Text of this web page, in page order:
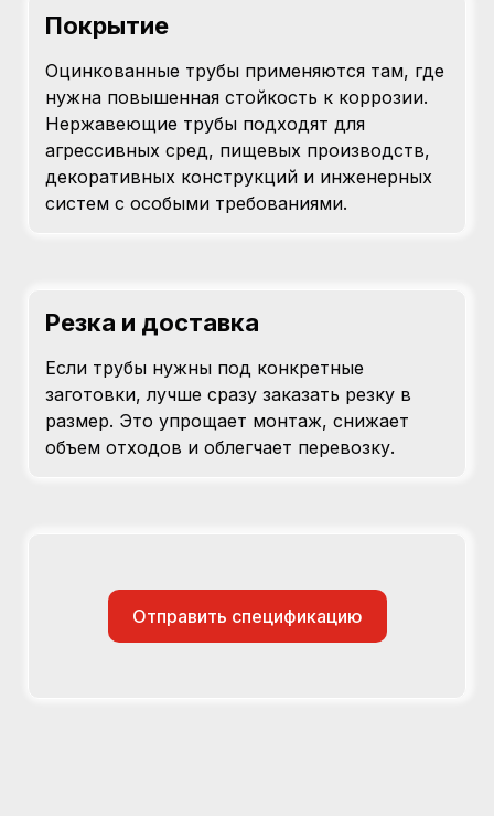
Покрытие
Оцинкованные трубы применяются там, где
нужна повышенная стойкость к коррозии.
Нержавеющие трубы подходят для
агрессивных сред, пищевых производств,
декоративных конструкций и инженерных
систем с особыми требованиями.
Резка и доставка
Если трубы нужны под конкретные
заготовки, лучше сразу заказать резку в
размер. Это упрощает монтаж, снижает
объем отходов и облегчает перевозку.
Отправить спецификацию